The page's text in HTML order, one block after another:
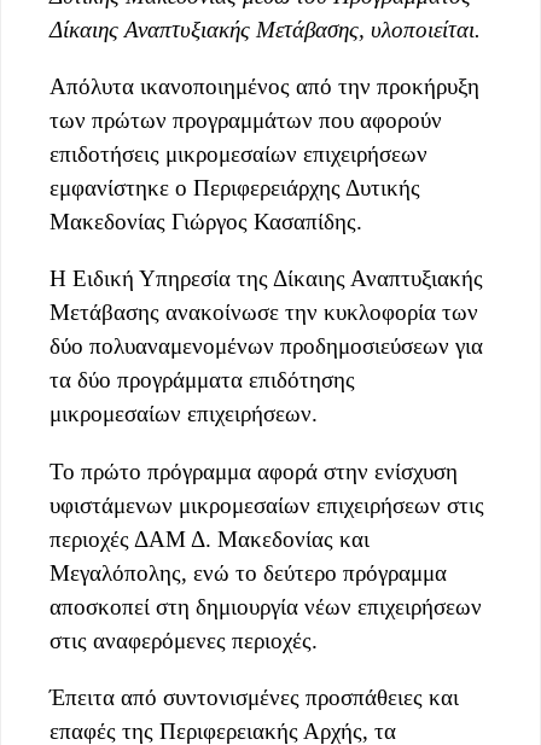
Δίκαιης Αναπτυξιακής Μετάβασης, υλοποιείται.
Απόλυτα ικανοποιημένος από την προκήρυξη
των πρώτων προγραμμάτων που αφορούν
επιδοτήσεις μικρομεσαίων επιχειρήσεων
εμφανίστηκε ο Περιφερειάρχης Δυτικής
Μακεδονίας Γιώργος Κασαπίδης.
Η Ειδική Υπηρεσία της Δίκαιης Αναπτυξιακής
Μετάβασης ανακοίνωσε την κυκλοφορία των
δύο πολυαναμενομένων προδημοσιεύσεων για
τα δύο προγράμματα επιδότησης
μικρομεσαίων επιχειρήσεων.
Το πρώτο πρόγραμμα αφορά στην ενίσχυση
υφιστάμενων μικρομεσαίων επιχειρήσεων στις
περιοχές ΔΑΜ Δ. Μακεδονίας και
Μεγαλόπολης, ενώ το δεύτερο πρόγραμμα
αποσκοπεί στη δημιουργία νέων επιχειρήσεων
στις αναφερόμενες περιοχές.
Έπειτα από συντονισμένες προσπάθειες και
επαφές της Περιφερειακής Αρχής, τα